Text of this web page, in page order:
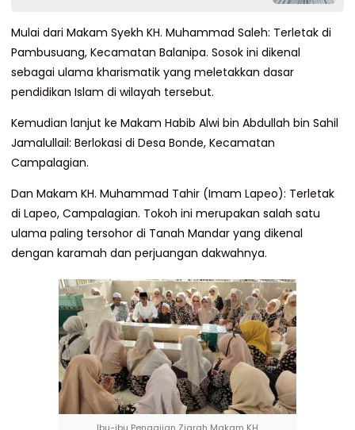
Mulai dari Makam Syekh KH. Muhammad Saleh: Terletak di
Pambusuang, Kecamatan Balanipa. Sosok ini dikenal
sebagai ulama kharismatik yang meletakkan dasar
pendidikan Islam di wilayah tersebut.
Kemudian lanjut ke Makam Habib Alwi bin Abdullah bin Sahil
Jamalullail: Berlokasi di Desa Bonde, Kecamatan
Campalagian.
Dan Makam KH. Muhammad Tahir (Imam Lapeo): Terletak
di Lapeo, Campalagian. Tokoh ini merupakan salah satu
ulama paling tersohor di Tanah Mandar yang dikenal
dengan karamah dan perjuangan dakwahnya.